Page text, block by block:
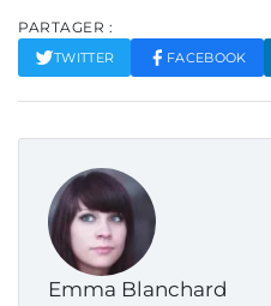
PARTAGER :
TWITTER FACEBOOK
Emma Blanchard